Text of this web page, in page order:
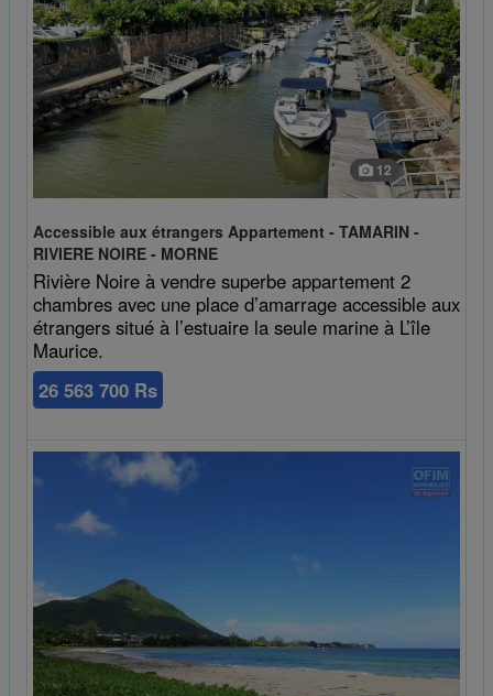
12
Accessible aux étrangers Appartement - TAMARIN -
RIVIERE NOIRE - MORNE
Rivière Noire à vendre superbe appartement 2
chambres avec une place d’amarrage accessible aux
étrangers situé à l’estuaire la seule marine à L’île
Maurice.
26 563 700 Rs